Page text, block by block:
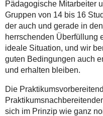
Pädagogische Mitarbeiter
Gruppen von 14 bis 16
der auch und gerade in
herrschenden Überfüllung
ideale Situation, und wir
guten Bedingungen auch
und erhalten bleiben.
Die
sich im Prinzip wie ganz